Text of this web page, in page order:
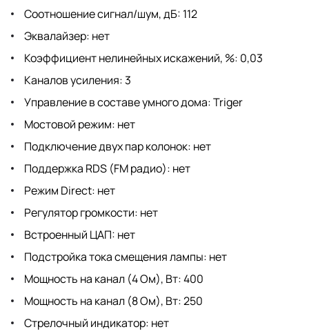
Соотношение сигнал/шум, дБ: 112
Эквалайзер: нет
Коэффициент нелинейных искажений, %: 0,03
Каналов усиления: 3
Управление в составе умного дома: Triger
Мостовой режим: нет
Подключение двух пар колонок: нет
Поддержка RDS (FM радио): нет
Режим Direct: нет
Регулятор громкости: нет
Встроенный ЦАП: нет
Подстройка тока смещения лампы: нет
Мощность на канал (4 Ом), Вт: 400
Мощность на канал (8 Ом), Вт: 250
Стрелочный индикатор: нет